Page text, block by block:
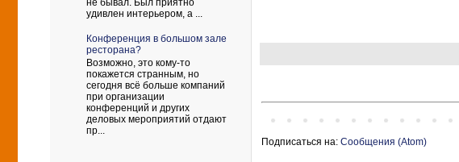
Подписаться на: Сообщения (Atom)
не бывал. Был приятно
удивлен интерьером, а ...
Конференция в большом зале
ресторана?
Возможно, это кому-то
покажется странным, но
сегодня всё больше компаний
при организации
конференций и других
деловых мероприятий отдают
пр...